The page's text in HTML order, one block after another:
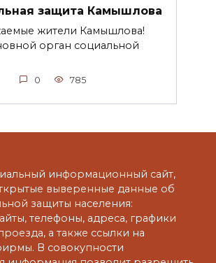
защита Камышлова
жители Камышлова!
орган социальной
0 785
информационный сайт,
выверенные данные об
защиты населения:
телефоны, адреса, графики
а также ссылки на
В совокупности